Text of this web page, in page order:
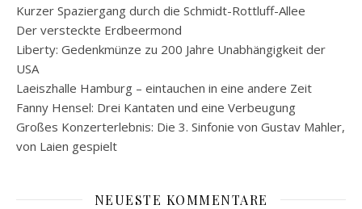
Kurzer Spaziergang durch die Schmidt-Rottluff-Allee
Der versteckte Erdbeermond
Liberty: Gedenkmünze zu 200 Jahre Unabhängigkeit der
USA
Laeiszhalle Hamburg – eintauchen in eine andere Zeit
Fanny Hensel: Drei Kantaten und eine Verbeugung
Großes Konzerterlebnis: Die 3. Sinfonie von Gustav Mahler,
von Laien gespielt
NEUESTE KOMMENTARE